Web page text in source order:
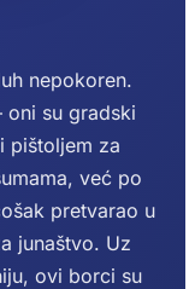
nepokoren.
oni su gradski
pištoljem za
već po
pretvarao u
junaštvo. Uz
ovi borci su